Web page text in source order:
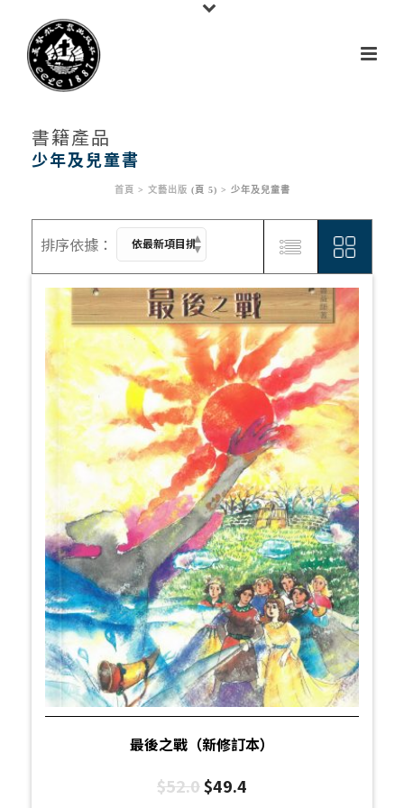
書籍產品
首頁 > 文藝出版 (頁 5) > 少年及兒童書
少年及兒童書
最後之戰（新修訂本）
$52.0$49.4